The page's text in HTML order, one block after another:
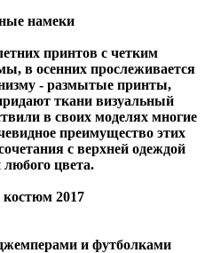
намеки
принтов с четким
в осенних прослеживается
- размытые принты,
ткани визуальный
в своих моделях многие
преимущество этих
с верхней одеждой
любого цвета.
и футболками